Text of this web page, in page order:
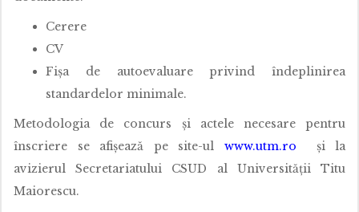
Cerere
CV
Fișa de autoevaluare privind îndeplinirea
standardelor minimale.
Metodologia de concurs și actele necesare pentru
înscriere se afișează pe site-ul
www.utm.ro
și la
avizierul Secretariatului CSUD al Universității Titu
Maiorescu.